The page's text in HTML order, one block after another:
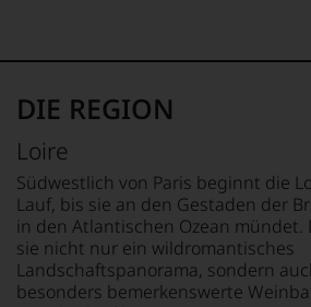
Medaillen
Weinjournalisten
Fachpublikationen
unseren
Aussendungen
oder
in
unserem
Webshop,
REBSORTEN
14 °C
DIE REGION
Loire
Südwestlich von Paris beginnt die
Lauf, bis sie an den Gestaden der
in den Atlantischen Ozean
sie nicht nur ein wildromantisches
Landschaftspanorama, sondern
besonders bemerkenswerte